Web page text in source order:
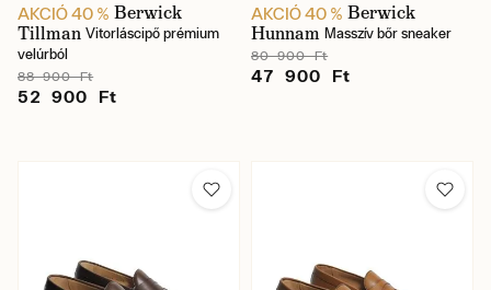
AKCIÓ 40 % Berwick
Tillman Vitorláscipő prémium
velúrból
88 900 Ft
52 900 Ft
AKCIÓ 40 % Berwick
Hunnam Masszív bőr sneaker
80 900 Ft
47 900 Ft